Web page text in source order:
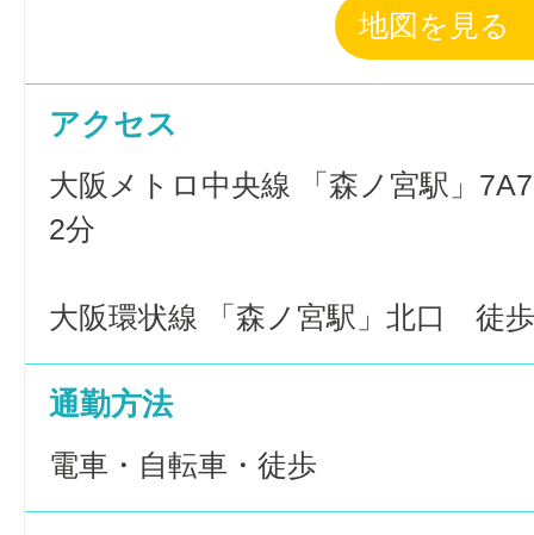
地図を見る
アクセス
大阪メトロ中央線 「森ノ宮駅」
2分
大阪環状線 「森ノ宮駅」北口 徒
通勤方法
電車・自転車・徒歩